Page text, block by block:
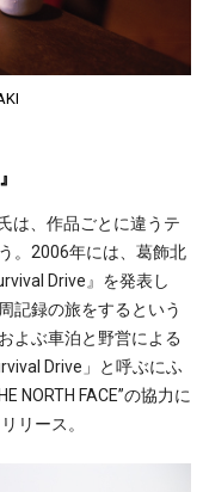
は、作品ごとに違うテ
。2006年には、葛飾北
Drive』を発表し
記録の旅をするという
よぶ車泊と野営による
Drive」と呼ぶにふ
NORTH FACE”の協力に
リース。